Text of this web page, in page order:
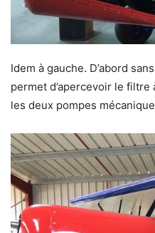
Idem à gauche. D’abord
permet d’apercevoir le
les deux pompes